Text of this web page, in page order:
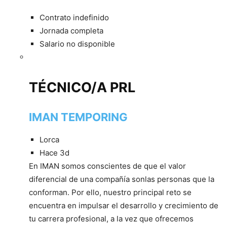
Contrato indefinido
Jornada completa
Salario no disponible
TÉCNICO/A PRL
IMAN TEMPORING
Lorca
Hace 3d
En IMAN somos conscientes de que el valor
diferencial de una compañía sonlas personas que la
conforman. Por ello, nuestro principal reto se
encuentra en impulsar el desarrollo y crecimiento de
tu carrera profesional, a la vez que ofrecemos